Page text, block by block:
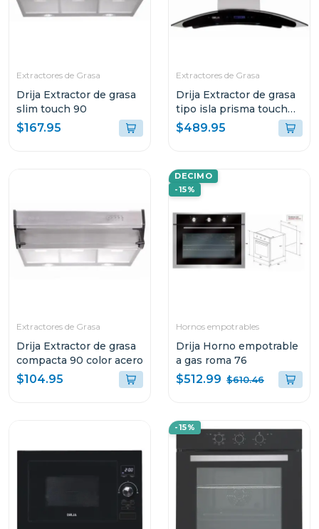
Extractores de Grasa
Drija Extractor de grasa
slim touch 90
$167.95
Extractores de Grasa
Drija Extractor de grasa
tipo isla prisma touch
90
$489.95
Extractores de Grasa
Drija Extractor de grasa
compacta 90 color acero
$104.95
DECIMO
-15%
Hornos empotrables
Drija Horno empotrable
a gas roma 76
$512.99 $610.46
-15%